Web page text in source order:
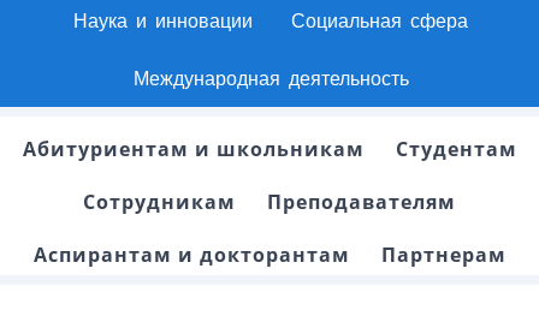
Наука и инновации Социальная сфера
Международная деятельность
Абитуриентам и школьникам
Студентам
Сотрудникам
Преподавателям
Аспирантам и докторантам
Партнерам